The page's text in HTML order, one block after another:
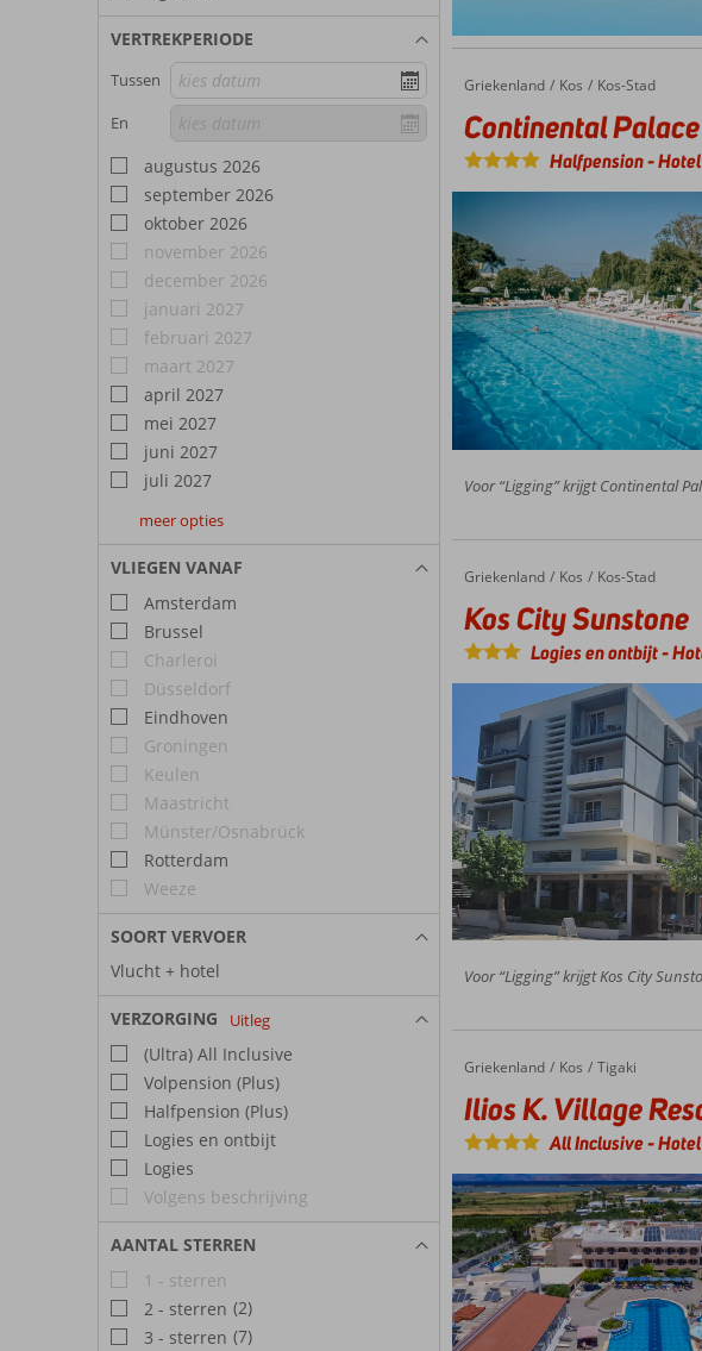
VERTREKPERIODE
Tussen
En
augustus 2026
september 2026
oktober 2026
november 2026
december 2026
januari 2027
februari 2027
maart 2027
april 2027
mei 2027
juni 2027
juli 2027
augustus
2027
september
2027
oktober
2027
meer opties
VLIEGEN VANAF
Amsterdam
Brussel
Charleroi
Düsseldorf
Eindhoven
Groningen
Keulen
Maastricht
Münster/Osnabrück
Rotterdam
Weeze
SOORT VERVOER
Vlucht + hotel
VERZORGING Uitleg
(Ultra) All Inclusive
Volpension (Plus)
Halfpension (Plus)
Logies en ontbijt
Logies
Volgens beschrijving
AANTAL STERREN
1 - sterren
2 - sterren (2)
3 - sterren (7)
Home
Griekenland Kos Kos-Stad
Continental Palace
Continental Palace
Halfpension-Hotel
Voor “Ligging” krijgt Continental
Home
Griekenland Kos Kos-Stad
Kos City Sunstone
Kos City Sunstone
Logies en ontbijt-
Voor “Ligging” krijgt Kos City
Home
Griekenland Kos Tigaki
Ilios K. Village Resort
Ilios K. Village
All Inclusive-Hotel